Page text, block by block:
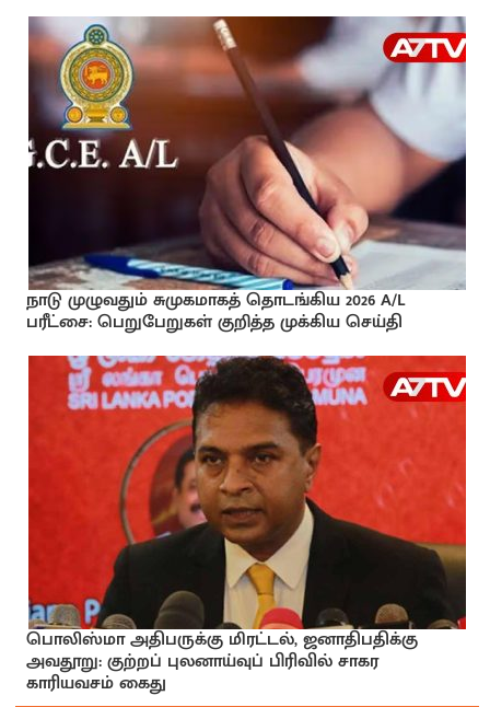
நாடு முழுவதும் சுமுகமாகத் தொடங்கிய 2026 A/L
பரீட்சை: பெறுபேறுகள் குறித்த முக்கிய செய்தி
பொலிஸ்மா அதிபருக்கு மிரட்டல், ஜனாதிபதிக்கு
அவதூறு: குற்றப் புலனாய்வுப் பிரிவில் சாகர
காரியவசம் கைது